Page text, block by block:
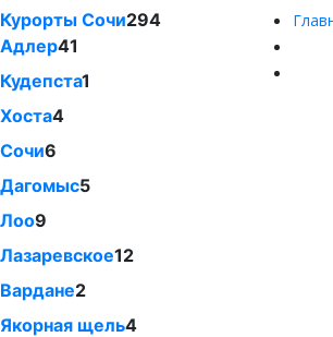
Курорты Сочи294
Адлер41
Кудепста1
Хоста4
Сочи6
Дагомыс5
Лоо9
Лазаревское12
Вардане2
Якорная щель4